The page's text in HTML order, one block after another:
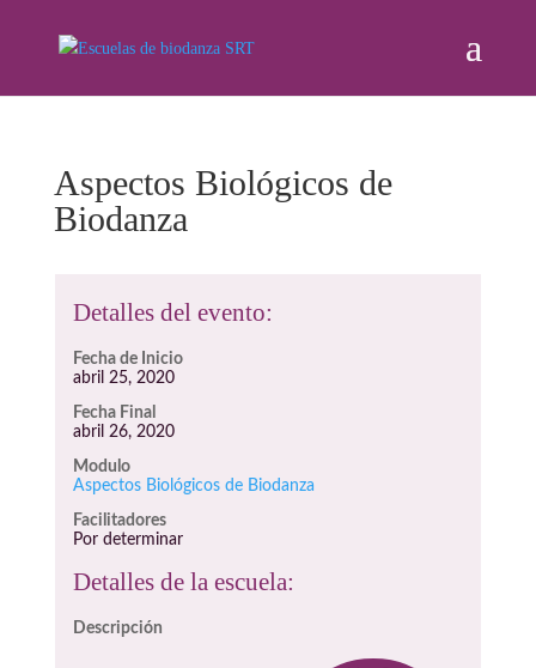
Aspectos Biológicos de
Biodanza
Detalles del evento:
Fecha de Inicio
abril 25, 2020
Fecha Final
abril 26, 2020
Modulo
Aspectos Biológicos de Biodanza
Facilitadores
Por determinar
Detalles de la escuela:
Descripción